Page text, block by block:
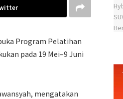
Program Pelatihan
pada 19 Mei–9 Juni
mengatakan